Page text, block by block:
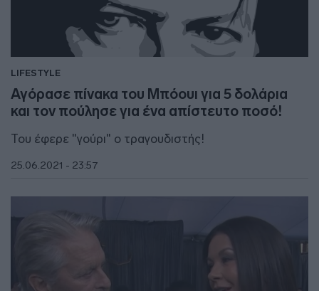
LIFESTYLE
Αγόρασε πίνακα του Μπόουι για 5 δολάρια
και τον πούλησε για ένα απίστευτο ποσό!
Του έφερε "γούρι" ο τραγουδιστής!
25.06.2021 - 23:57